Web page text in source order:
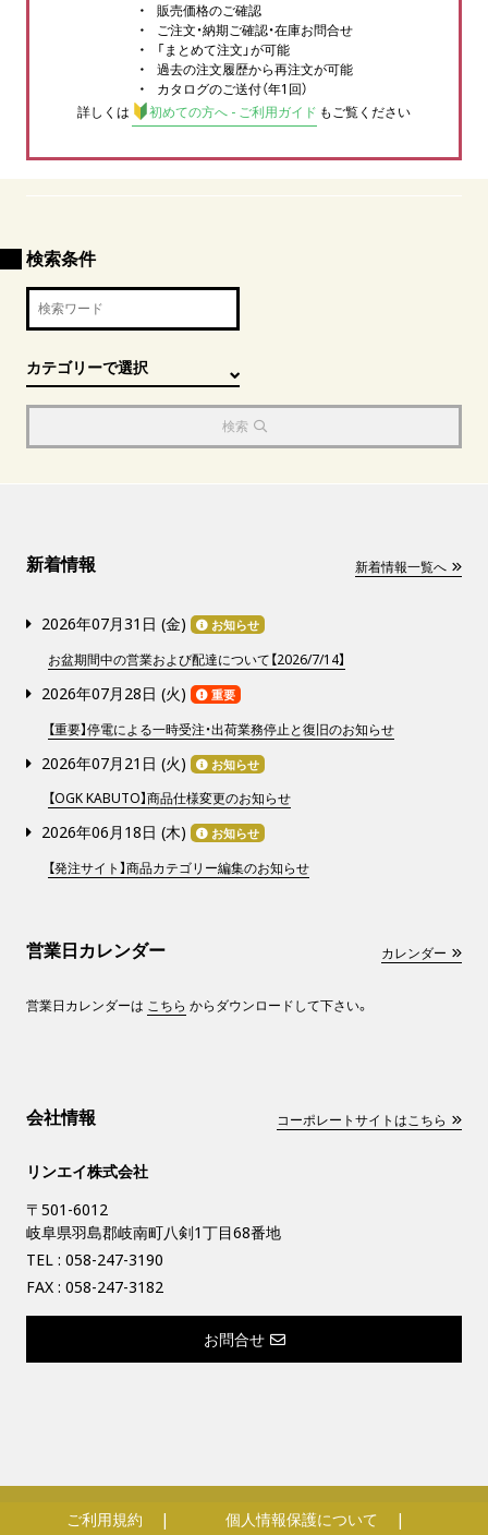
販売価格のご確認
ご注文・納期ご確認・在庫お問合せ
「まとめて注文」が可能
過去の注文履歴から再注文が可能
カタログのご送付（年1回）
詳しくは
初めての方へ - ご利用ガイド もご覧ください
検索条件
検索
新着情報 新着情報一覧へ
2026年07月31日 (金) お知らせ
お盆期間中の営業および配達について【2026/7/14】
2026年07月28日 (火) 重要
【重要】停電による一時受注・出荷業務停止と復旧のお知らせ
2026年07月21日 (火) お知らせ
【OGK KABUTO】商品仕様変更のお知らせ
2026年06月18日 (木) お知らせ
【発注サイト】商品カテゴリー編集のお知らせ
営業日カレンダー カレンダー
営業日カレンダーは こちら からダウンロードして下さい。
会社情報 コーポレートサイトはこちら
リンエイ株式会社
〒501-6012
岐阜県羽島郡岐南町八剣1丁目68番地
TEL : 058-247-3190
FAX : 058-247-3182
お問合せ
ご利用規約 個人情報保護について